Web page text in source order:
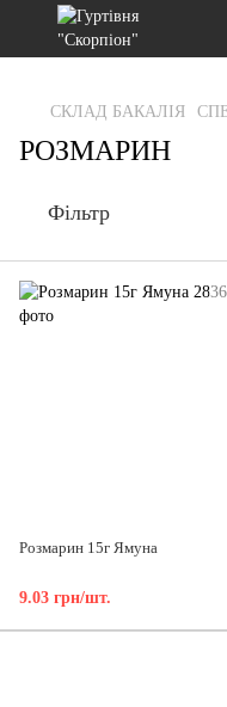
gtag('js', new Date());
СКЛАД БАКАЛІЯ
РОЗМАРИН
Фільтр
Розмарин 15г Ямуна
9.03 грн/шт.